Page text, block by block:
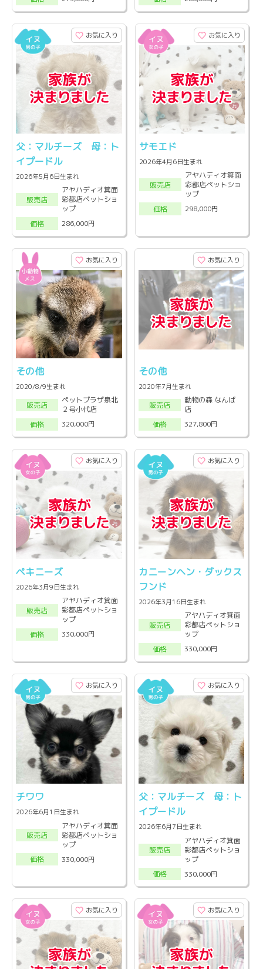
お気に入り
父：マルチーズ 母：ト
イプードル
2026年5月6日生まれ
販売店
アヤハディオ箕面
彩都店ペットショ
ップ
価格
286,000円
お気に入り
サモエド
2026年4月6日生まれ
販売店
アヤハディオ箕面
彩都店ペットショ
ップ
価格
298,000円
お気に入り
その他
2020/8/9生まれ
販売店
ペットプラザ泉北
２号小代店
価格
320,000円
お気に入り
その他
2020年7月生まれ
販売店
動物の森 なんば
店
価格
327,800円
お気に入り
ペキニーズ
2026年3月9日生まれ
販売店
アヤハディオ箕面
彩都店ペットショ
ップ
価格
330,000円
お気に入り
カニーンヘン・ダックス
フンド
2026年3月16日生まれ
販売店
アヤハディオ箕面
彩都店ペットショ
ップ
価格
330,000円
お気に入り
チワワ
2026年6月1日生まれ
販売店
アヤハディオ箕面
彩都店ペットショ
ップ
価格
330,000円
お気に入り
父：マルチーズ 母：ト
イプードル
2026年6月7日生まれ
販売店
アヤハディオ箕面
彩都店ペットショ
ップ
価格
330,000円
お気に入り お気に入り